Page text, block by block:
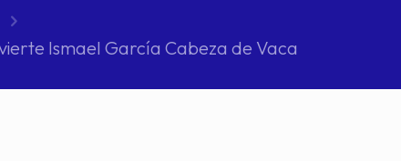
Ismael García Cabeza de Vaca